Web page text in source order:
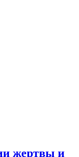
жертвы и